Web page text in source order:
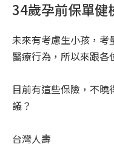
34歲孕前保單健
未來有考慮生小孩，考
醫療行為，所以來跟各
目前有這些保險，不
議？
台灣人壽